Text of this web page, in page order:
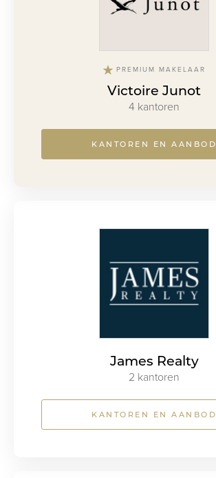
PREMIUM MAKELAAR
Victoire Junot
4 kantoren
KANTOREN EN AANBOD
James Realty
2 kantoren
KANTOREN EN AANBOD